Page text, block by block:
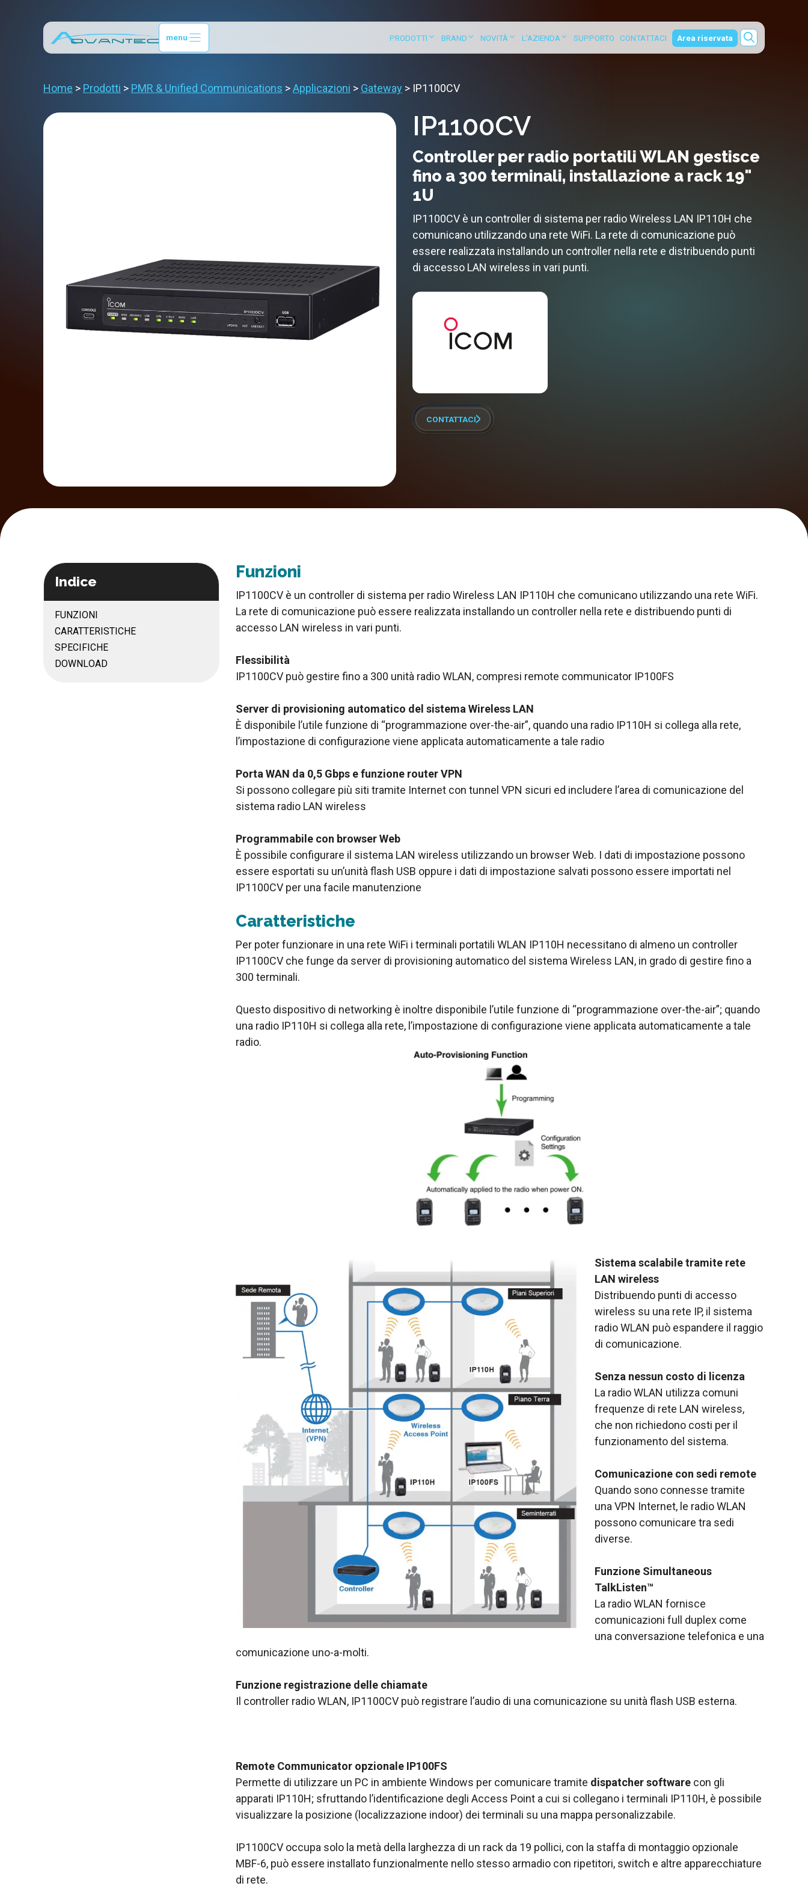
menu PRODOTTI BRAND NOVITÀ L’AZIENDA SUPPORTO CONTATTACI Area riservata
Home > Prodotti > PMR & Unified Communications >Applicazioni > Gateway > IP1100CV
IP1100CV
Controller per radio portatili WLAN gestisce
fino a 300 terminali, installazione a rack 19"
1U
IP1100CV è un controller di sistema per radio Wireless LAN IP110H che
comunicano utilizzando una rete WiFi. La rete di comunicazione può
essere realizzata installando un controller nella rete e distribuendo punti
di accesso LAN wireless in vari punti.
CONTATTACI
Indice
FUNZIONI
CARATTERISTICHE
SPECIFICHE
DOWNLOAD
Funzioni
IP1100CV è un controller di sistema per radio Wireless LAN IP110H che comunicano utilizzando una rete WiFi.
La rete di comunicazione può essere realizzata installando un controller nella rete e distribuendo punti di
accesso LAN wireless in vari punti.
Flessibilità
IP1100CV può gestire fino a 300 unità radio WLAN, compresi remote communicator IP100FS
Server di provisioning automatico del sistema Wireless LAN
È disponibile l’utile funzione di “programmazione over-the-air”, quando una radio IP110H si collega alla rete,
l’impostazione di configurazione viene applicata automaticamente a tale radio
Porta WAN da 0,5 Gbps e funzione router VPN
Si possono collegare più siti tramite Internet con tunnel VPN sicuri ed includere l’area di comunicazione del
sistema radio LAN wireless
Programmabile con browser Web
È possibile configurare il sistema LAN wireless utilizzando un browser Web. I dati di impostazione possono
essere esportati su un’unità flash USB oppure i dati di impostazione salvati possono essere importati nel
IP1100CV per una facile manutenzione
Caratteristiche
Per poter funzionare in una rete WiFi i terminali portatili WLAN IP110H necessitano di almeno un controller
IP1100CV che funge da server di provisioning automatico del sistema Wireless LAN, in grado di gestire fino a
300 terminali.
Questo dispositivo di networking è inoltre disponibile l’utile funzione di “programmazione over-the-air”; quando
una radio IP110H si collega alla rete, l’impostazione di configurazione viene applicata automaticamente a tale
radio.
Sistema scalabile tramite rete
LAN wireless
Distribuendo punti di accesso
wireless su una rete IP, il sistema
radio WLAN può espandere il raggio
di comunicazione.
Senza nessun costo di licenza
La radio WLAN utilizza comuni
frequenze di rete LAN wireless,
che non richiedono costi per il
funzionamento del sistema.
Comunicazione con sedi remote
Quando sono connesse tramite
una VPN Internet, le radio WLAN
possono comunicare tra sedi
diverse.
Funzione Simultaneous
TalkListen™
La radio WLAN fornisce
comunicazioni full duplex come
una conversazione telefonica e una
comunicazione uno-a-molti.
Funzione registrazione delle chiamate
Il controller radio WLAN, IP1100CV può registrare l’audio di una comunicazione su unità flash USB esterna.
Remote Communicator opzionale IP100FS
Permette di utilizzare un PC in ambiente Windows per comunicare tramite dispatcher software con gli
apparati IP110H; sfruttando l’identificazione degli Access Point a cui si collegano i terminali IP110H, è possibile
visualizzare la posizione (localizzazione indoor) dei terminali su una mappa personalizzabile.
IP1100CV occupa solo la metà della larghezza di un rack da 19 pollici, con la staffa di montaggio opzionale
MBF-6, può essere installato funzionalmente nello stesso armadio con ripetitori, switch e altre apparecchiature
di rete.